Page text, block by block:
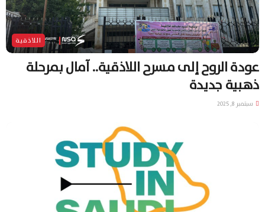
اللاذقية
عودة الروح إلى مسرح اللاذقية.. آمال بمرحلة
ذهبية جديدة
سبتمبر 8, 2025